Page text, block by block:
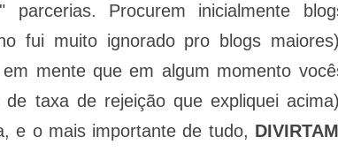
Procurem inicialmente
fui muito ignorado pro blogs
mente que em algum momento
taxa de rejeição que expliquei
e o mais importante de tudo,